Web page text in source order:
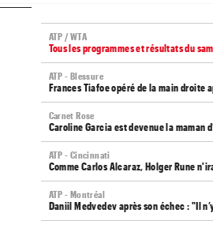
ATP / WTA
Tous les programmes et résultats du
ATP - Blessure
Frances Tiafoe opéré de la main droite
Carnet Rose
Caroline Garcia est devenue la maman
ATP - Cincinnati
Comme Carlos Alcaraz, Holger Rune
ATP - Montréal
Daniil Medvedev après son échec : "Il